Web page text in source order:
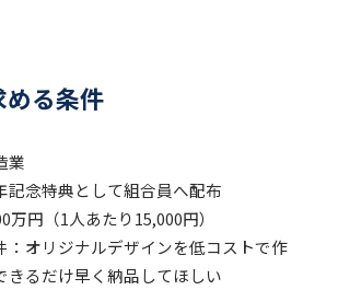
る条件
業
記念特典として組合員へ配布
万円（1人あたり15,000円）
：オリジナルデザインを低コストで作
きるだけ早く納品してほしい